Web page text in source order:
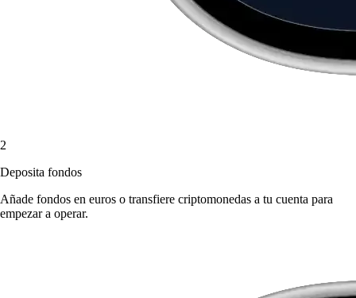
2
Deposita fondos
Añade fondos en euros o transfiere criptomonedas a tu cuenta para
empezar a operar.